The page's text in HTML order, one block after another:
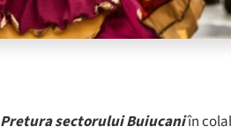
Pretura sectorului Buiucaniîn